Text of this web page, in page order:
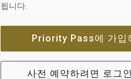
됩니다.
Priority Pass에 가입
사전 예약하려면 로그